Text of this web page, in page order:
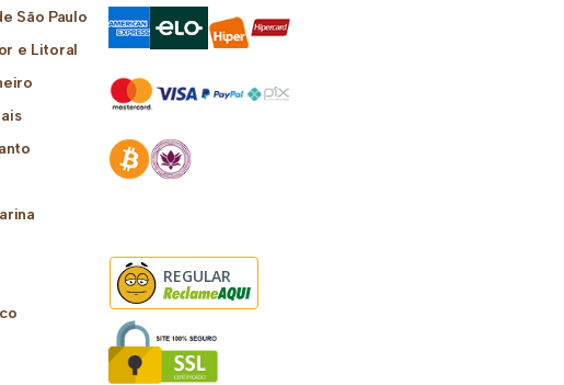
São Paulo
e Litoral
REGULAR